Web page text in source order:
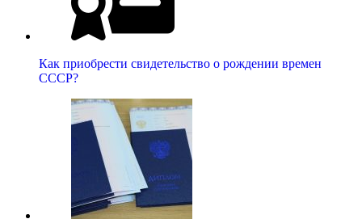
Как приобрести свидетельство о рождении времен
СССР?